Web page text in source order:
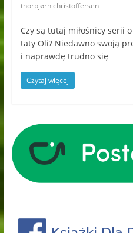
thorbjørn christoffersen
Czy są tutaj miłośnicy serii
taty Oli? Niedawno swoją
i naprawdę trudno się
Czytaj więcej